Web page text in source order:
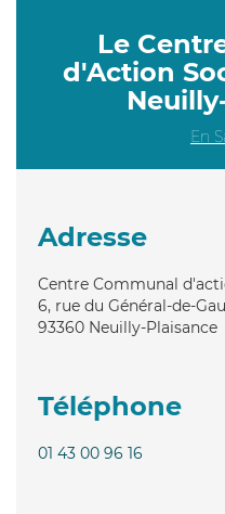
Le
d'Action
En
Adresse
Centre Communal
6, rue du Général-de-
93360 Neuilly-Plaisance
Téléphone
01 43 00 96 16